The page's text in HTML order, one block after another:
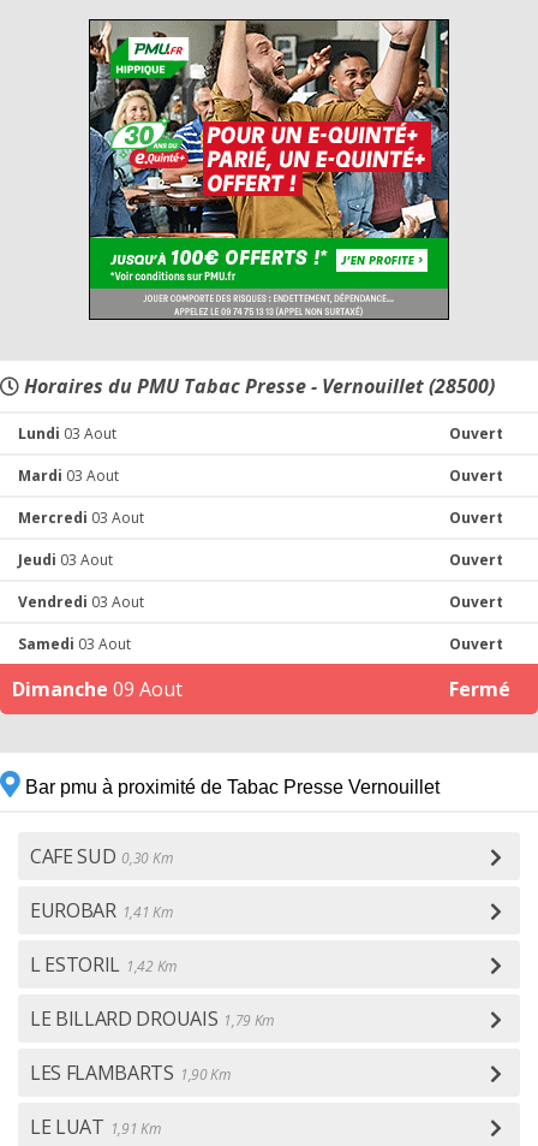
Horaires du PMU Tabac Presse - Vernouillet (28500)
Lundi 03 Aout Ouvert
Mardi 03 Aout Ouvert
Mercredi 03 Aout Ouvert
Jeudi 03 Aout Ouvert
Vendredi 03 Aout Ouvert
Samedi 03 Aout Ouvert
Dimanche 09 Aout Fermé
Bar pmu à proximité de Tabac Presse Vernouillet
CAFE SUD 0,30 Km
EUROBAR 1,41 Km
L ESTORIL 1,42 Km
LE BILLARD DROUAIS 1,79 Km
LES FLAMBARTS 1,90 Km
LE LUAT 1,91 Km